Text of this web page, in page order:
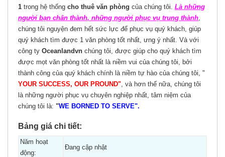
1 trong hệ thống cho thuê văn phòng của chúng tôi. Là những
người bạn chân thành, những người phục vụ trung thành,
chúng tôi nguyện đem hết sức lực để phục vụ quý khách, giúp
quý khách tìm được 1 văn phòng tốt nhất, ưng ý nhất. Và với
công ty Oceanlandvn chúng tôi, được giúp cho quý khách tìm
được mọt văn phòng tốt nhất là niềm vui của chúng tôi, bởi
thành công của quý khách chính là niềm tự hào của chúng tôi, "
YOUR SUCCESS, OUR PROUND", và hơn thế nữa, chúng tôi
là những người phục vụ chuyên nghiệp nhất, tâm niệm của
chúng tôi là: "WE BORNED TO SERVE".
Bảng giá chi tiết:
Năm hoạt
động:
Đang cập nhật